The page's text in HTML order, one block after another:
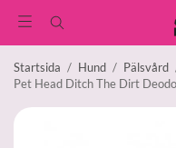
Startsida / Hund / Pälsvård
Pet Head Ditch The Dirt